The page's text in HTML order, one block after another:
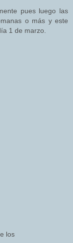
pues luego las
o más y este
1 de marzo.
los